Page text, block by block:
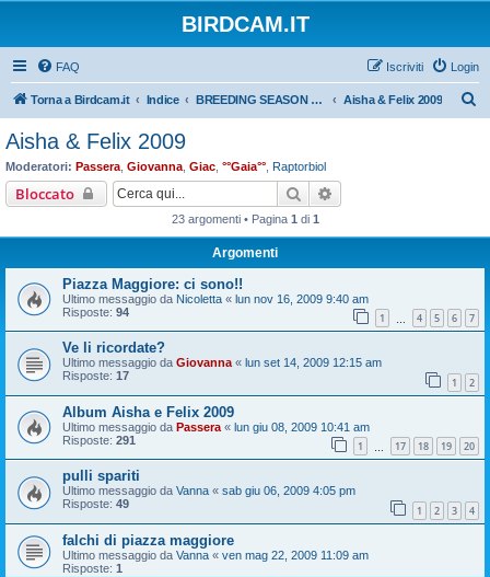
BIRDCAM.IT
FAQ Login
Iscriviti
Torna a Birdcam.it Indice BREEDING SEASON 2009 Aisha & Felix 2009
Aisha & Felix 2009
Moderatori: Passera Giovanna Giac °°Gaia°° Raptorbiol
Bloccato Cerca
23 argomenti • Pagina 1 di 1
Argomenti
Piazza Maggiore: ci sono!!
Ultimo messaggio da Nicoletta « lun nov 16, 2009 9:40 am
Risposte: 94 1 4 5 6 7
Ve li ricordate?
Ultimo messaggio da Giovanna « lun set 14, 2009 12:15 am
Risposte: 17 1 2
Album Aisha e Felix 2009
Ultimo messaggio da Passera « lun giu 08, 2009 10:41 am
Risposte: 291 1 17 18 19 20
pulli spariti
Ultimo messaggio da Vanna « sab giu 06, 2009 4:05 pm
Risposte: 49 1 2 3 4
falchi di piazza maggiore
Ultimo messaggio da Vanna « ven mag 22, 2009 11:09 am
Risposte: 1